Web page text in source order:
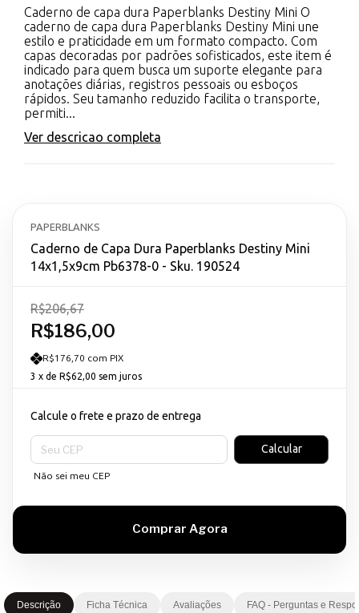
Caderno de capa dura Paperblanks Destiny Mini O
caderno de capa dura Paperblanks Destiny Mini une
estilo e praticidade em um formato compacto. Com
capas decoradas por padrões sofisticados, este item é
indicado para quem busca um suporte elegante para
anotações diárias, registros pessoais ou esboços
rápidos. Seu tamanho reduzido facilita o transporte,
permiti...
Ver descricao completa
PAPERBLANKS
Caderno de Capa Dura Paperblanks Destiny Mini
14x1,5x9cm Pb6378-0 - Sku. 190524
R$186,00
R$206,67
R$176,70 com PIX
3 x de R$62,00 sem juros
Calcule o frete e prazo de entrega
Entregas para o CEP:
Calcular
Não sei meu CEP
Descrição Ficha Técnica Avaliações FAQ - Perguntas e